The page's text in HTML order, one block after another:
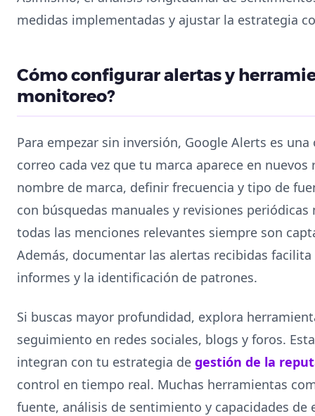
medidas implementadas y ajustar la estrategia
Cómo configurar alertas y
monitoreo?
Para empezar sin inversión, Google Alerts es
correo cada vez que tu marca aparece en
nombre de marca, definir frecuencia y tipo de
con búsquedas manuales y revisiones
todas las menciones relevantes siempre son
Además, documentar las alertas recibidas
informes y la identificación de patrones.
Si buscas mayor profundidad, explora
seguimiento en redes sociales, blogs y foros.
integran con tu estrategia de gestión de la
control en tiempo real. Muchas herramientas
fuente, análisis de sentimiento y capacidades